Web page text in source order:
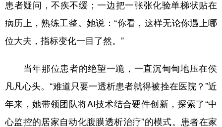
患者疑问，不疾不缓；一边把一张张化验单梯状贴在
病历上，熟练工整。她说：“你看，这样无论你遇上哪
位大夫，指标变化一目了然。”
当年那位患者的绝望一跪，一直沉甸甸地压在侯
凡凡心头。“难道只要一透析患者就得被拴在医院？”近
年来，她带领团队将AI技术结合硬件创新，探索了“中
心监控的居家自动化腹膜透析治疗”的模式。患者在家